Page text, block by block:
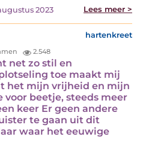
2023 Lees meer >
hartenkreet
2.548
net zo stil en
toe maakt mij
het mijn vrijheid en mijn
beetje, steeds meer
keer Er geen andere
te gaan uit dit
waar het eeuwige